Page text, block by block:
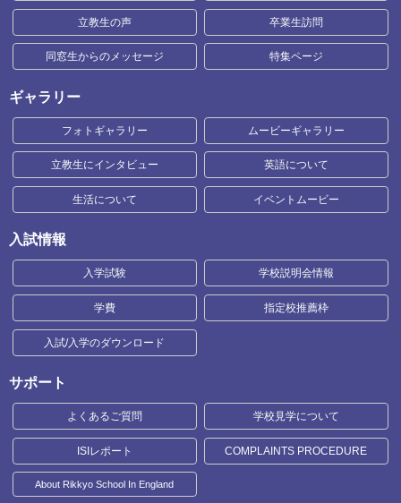
立教生の声 卒業生訪問
同窓生からのメッセージ 特集ページ
ギャラリー
フォトギャラリー ムービーギャラリー
立教生にインタビュー 英語について
生活について イベントムービー
入試情報
入学試験 学校説明会情報
学費 指定校推薦枠
入試/入学のダウンロード
サポート
よくあるご質問 学校見学について
ISIレポート COMPLAINTS PROCEDURE
About Rikkyo School In England